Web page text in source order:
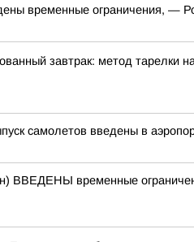
временные ограничения, —
завтрак: метод тарелки
самолетов введены в
ВВЕДЕНЫ временные